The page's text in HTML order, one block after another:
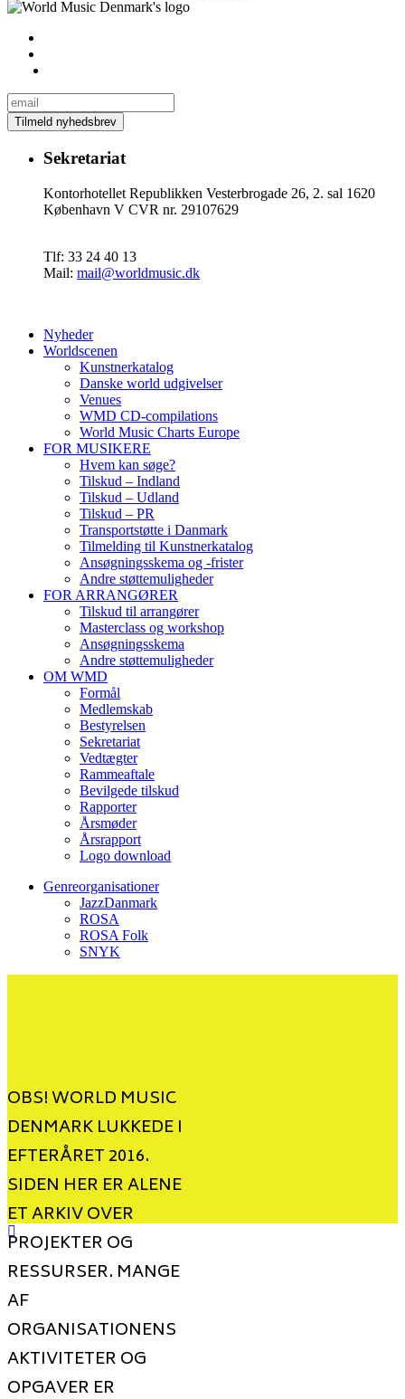
Sekretariat
Kontorhotellet Republikken Vesterbrogade 26, 2. sal 1620
København V CVR nr. 29107629
Tlf: 33 24 40 13
Mail: mail@worldmusic.dk
Nyheder
Worldscenen
Kunstnerkatalog
Danske world udgivelser
Venues
WMD CD-compilations
World Music Charts Europe
FOR MUSIKERE
Hvem kan søge?
Tilskud – Indland
Tilskud – Udland
Tilskud – PR
Transportstøtte i Danmark
Tilmelding til Kunstnerkatalog
Ansøgningsskema og -frister
Andre støttemuligheder
FOR ARRANGØRER
Tilskud til arrangører
Masterclass og workshop
Ansøgningsskema
Andre støttemuligheder
OM WMD
Formål
Medlemskab
Bestyrelsen
Sekretariat
Vedtægter
Rammeaftale
Bevilgede tilskud
Rapporter
Årsmøder
Årsrapport
Logo download
Genreorganisationer
JazzDanmark
ROSA
ROSA Folk
SNYK
OBS! WORLD MUSIC
DENMARK LUKKEDE I
EFTERÅRET 2016.
SIDEN HER ER ALENE
ET ARKIV OVER
PROJEKTER OG
RESSURSER. MANGE
AF
ORGANISATIONENS
AKTIVITETER OG
OPGAVER ER